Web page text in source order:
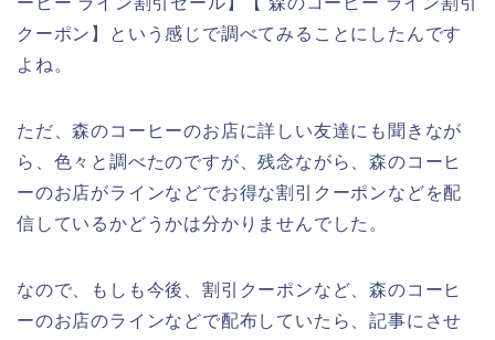
クーポン】という感じで調べてみることにしたんです
よね。
ただ、森のコーヒーのお店に詳しい友達にも聞きなが
ら、色々と調べたのですが、残念ながら、森のコーヒ
ーのお店がラインなどでお得な割引クーポンなどを配
信しているかどうかは分かりませんでした。
なので、もしも今後、割引クーポンなど、森のコーヒ
ーのお店のラインなどで配布していたら、記事にさせ